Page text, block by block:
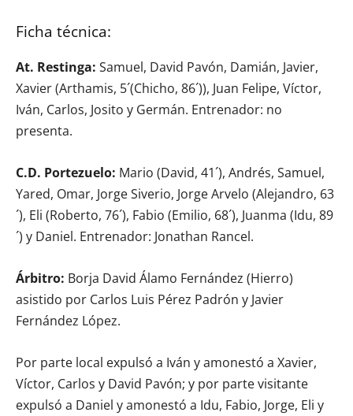
Ficha técnica:
At. Restinga: Samuel, David Pavón, Damián, Javier,
Xavier (Arthamis, 5´(Chicho, 86´)), Juan Felipe, Víctor,
Iván, Carlos, Josito y Germán. Entrenador: no
presenta.
C.D. Portezuelo: Mario (David, 41´), Andrés, Samuel,
Yared, Omar, Jorge Siverio, Jorge Arvelo (Alejandro, 63
´), Eli (Roberto, 76´), Fabio (Emilio, 68´), Juanma (Idu, 89
´) y Daniel. Entrenador: Jonathan Rancel.
Árbitro: Borja David Álamo Fernández (Hierro)
asistido por Carlos Luis Pérez Padrón y Javier
Fernández López.
Por parte local expulsó a Iván y amonestó a Xavier,
Víctor, Carlos y David Pavón; y por parte visitante
expulsó a Daniel y amonestó a Idu, Fabio, Jorge, Eli y